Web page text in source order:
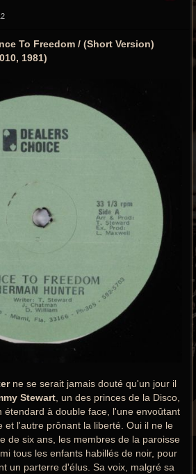
To Freedom / (Short Version)
1981)
ne se serait jamais douté qu'un jour il
Stewart , un des princes de la Disco,
étendard à double face, l'une envoûtant
et l'autre prônant la liberté. Oui il ne le
de six ans, les membres de la paroisse
tous les enfants habillés de noir, pour
un parterre d'élus. Sa voix, malgré sa